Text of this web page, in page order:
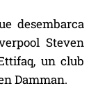
desembarca
Steven
un club
Damman.